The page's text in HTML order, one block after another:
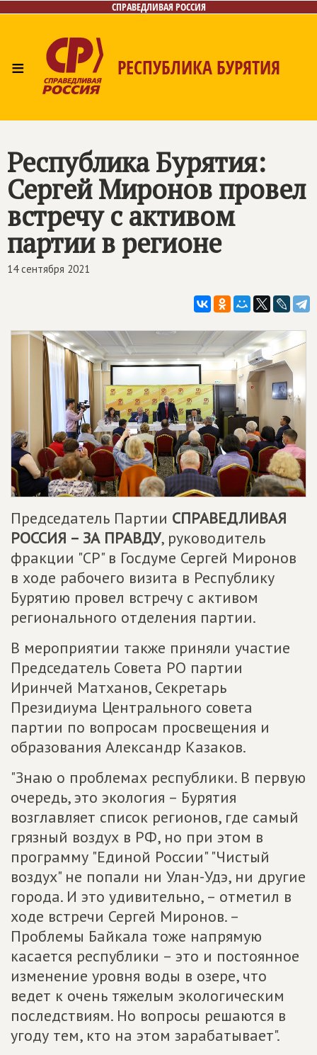
СПРАВЕДЛИВАЯ РОССИЯ
≡ РЕСПУБЛИКА БУРЯТИЯ
Контакты
Республика Бурятия:
Сергей Миронов провел
встречу с активом
партии в регионе
14 сентября 2021
Председатель Партии СПРАВЕДЛИВАЯ
РОССИЯ – ЗА ПРАВДУ, руководитель
фракции "СР" в Госдуме Сергей Миронов
в ходе рабочего визита в Республику
Бурятию провел встречу с активом
регионального отделения партии.
В мероприятии также приняли участие
Председатель Совета РО партии
Иринчей Матханов, Секретарь
Президиума Центрального совета
партии по вопросам просвещения и
образования Александр Казаков.
"Знаю о проблемах республики. В первую
очередь, это экология – Бурятия
возглавляет список регионов, где самый
грязный воздух в РФ, но при этом в
программу "Единой России" "Чистый
воздух" не попали ни Улан-Удэ, ни другие
города. И это удивительно, – отметил в
ходе встречи Сергей Миронов. –
Проблемы Байкала тоже напрямую
касается республики – это и постоянное
изменение уровня воды в озере, что
ведет к очень тяжелым экологическим
последствиям. Но вопросы решаются в
угоду тем, кто на этом зарабатывает".